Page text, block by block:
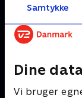
Samtykke
Dine
Vi bruger
Andre så også